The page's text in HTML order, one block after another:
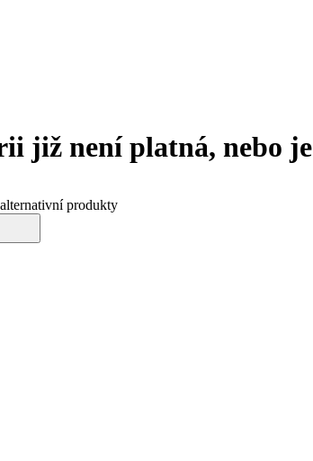
již není platná, nebo je
produkty